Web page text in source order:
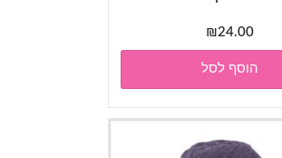
₪24.00
הוסף לסל